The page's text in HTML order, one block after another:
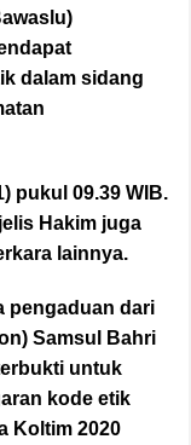
dalam sidang
pukul 09.39 WIB.
Hakim juga
lainnya.
pengaduan dari
Samsul Bahri
untuk
kode etik
Koltim 2020